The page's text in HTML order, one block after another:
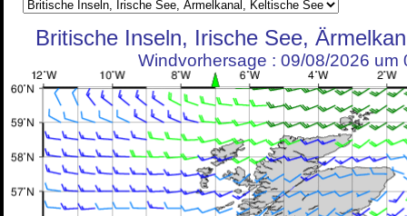
Britische Inseln, Irische See,
Windvorhersage : 09/08/2026 um